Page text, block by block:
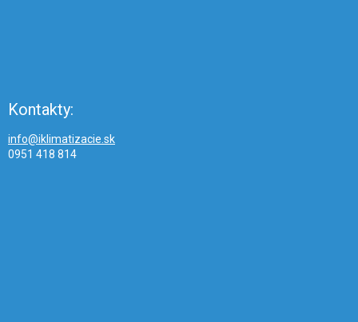
Kontakty:
info@iklimatizacie.sk
0951 418 814